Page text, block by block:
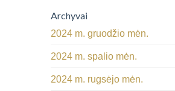
Archyvai
2024 m. gruodžio mėn.
2024 m. spalio mėn.
2024 m. rugsėjo mėn.